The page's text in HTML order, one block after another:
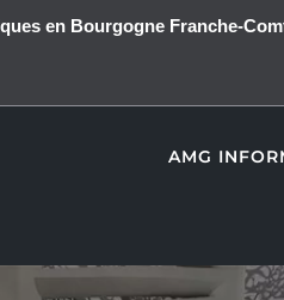
en Bourgogne Franche-
AMG